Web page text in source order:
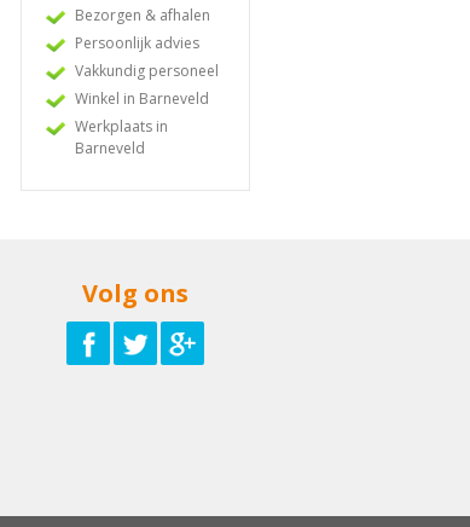
Bezorgen & afhalen
Persoonlijk advies
Vakkundig personeel
Winkel in Barneveld
Werkplaats in
Barneveld
Volg ons